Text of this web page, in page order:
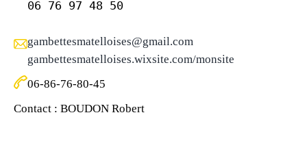
06 76 97 48 50
gambettesmatelloises@gmail.com
gambettesmatelloises.wixsite.com/monsite
06-86-76-80-45
Contact : BOUDON Robert